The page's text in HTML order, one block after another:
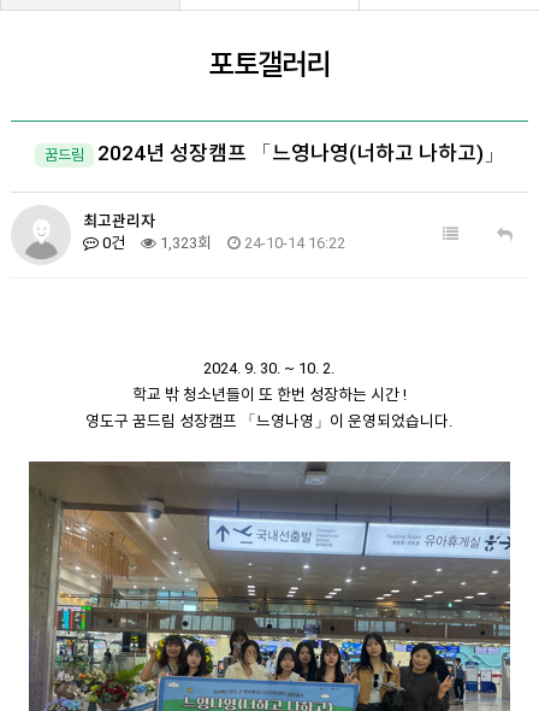
포토갤러리
꿈드림 2024년 성장캠프 「느영나영(너하고 나하고)」
최고관리자
0건
1,323회 24-10-14 16:22
2024. 9. 30. ~ 10. 2.
학교 밖 청소년들이 또 한번 성장하는 시간 !
영도구 꿈드림 성장캠프 「느영나영」이 운영되었습니다.